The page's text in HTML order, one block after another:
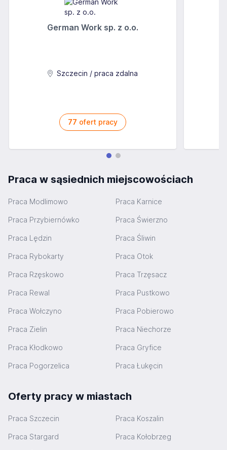
German Work sp. z o.o.
Szczecin / praca zdalna
77 ofert pracy
Praca w sąsiednich miejscowościach
Praca Modlimowo Praca Karnice
Praca Przybiernówko Praca Świerzno
Praca Lędzin Praca Śliwin
Praca Rybokarty Praca Otok
Praca Rzęskowo Praca Trzęsacz
Praca Rewal Praca Pustkowo
Praca Wołczyno Praca Pobierowo
Praca Zielin Praca Niechorze
Praca Kłodkowo Praca Gryfice
Praca Pogorzelica Praca Łukęcin
Oferty pracy w miastach
Praca Szczecin Praca Koszalin
Praca Stargard Praca Kołobrzeg